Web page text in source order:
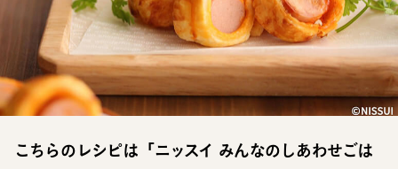
こちらのレシピは「ニッスイ みんなのしあわせごは